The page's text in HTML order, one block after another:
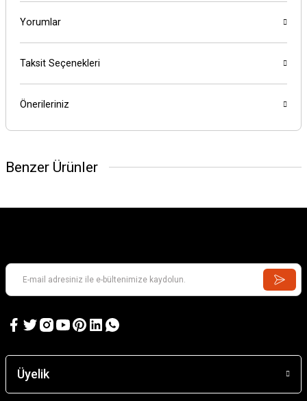
Yorumlar
Taksit Seçenekleri
Önerileriniz
Benzer Ürünler
Üyelik